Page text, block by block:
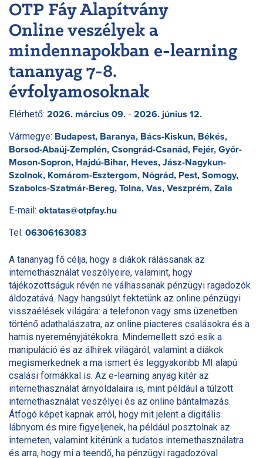
OTP Fáy Alapítvány
Online veszélyek a
mindennapokban e-learning
tananyag 7-8.
évfolyamosoknak
Elérhető: 2026. március 09. - 2026. június 12.
Vármegye: Budapest, Baranya, Bács-Kiskun, Békés,
Borsod-Abaúj-Zemplén, Csongrád-Csanád, Fejér, Győr-
Moson-Sopron, Hajdú-Bihar, Heves, Jász-Nagykun-
Szolnok, Komárom-Esztergom, Nógrád, Pest, Somogy,
Szabolcs-Szatmár-Bereg, Tolna, Vas, Veszprém, Zala
E-mail: oktatas@otpfay.hu
Tel: 06306163083
A tananyag fő célja, hogy a diákok rálássanak az
internethasználat veszélyeire, valamint, hogy
tájékozottságuk révén ne válhassanak pénzügyi ragadozók
áldozatává. Nagy hangsúlyt fektetünk az online pénzügyi
visszaélések világára: a telefonon vagy sms üzenetben
történő adathalászatra, az online piacteres csalásokra és a
hamis nyereményjátékokra. Mindemellett szó esik a
manipuláció és az álhírek világáról, valamint a diákok
megismerkednek a ma ismert és leggyakoribb MI alapú
csalási formákkal is. Az e-learning anyag kitér az
internethasználat árnyoldalaira is, mint például a túlzott
internethasználat veszélyei és az online bántalmazás.
Átfogó képet kapnak arról, hogy mit jelent a digitális
lábnyom és mire figyeljenek, ha például posztolnak az
interneten, valamint kitérünk a tudatos internethasználatra
és arra, hogy mi a teendő, ha pénzügyi ragadozóval